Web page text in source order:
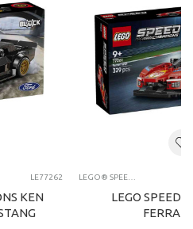
LE77262
KEN
LEGO SPEED